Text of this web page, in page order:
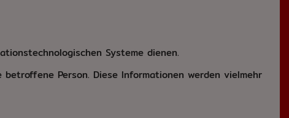
Systeme dienen.
Person. Diese Informationen werden vielmehr